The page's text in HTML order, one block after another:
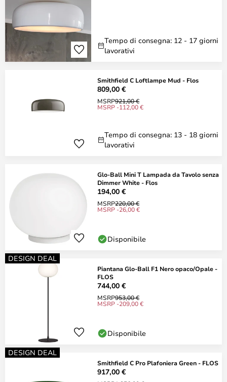
Tempo di consegna: 12 - 17 giorni
lavorativi
Smithfield C Loftlampe Mud - Flos
809,00 €
MSRP921,00 €
MSRP -112,00 €
Tempo di consegna: 13 - 18 giorni
lavorativi
Glo-Ball Mini T Lampada da Tavolo senza
Dimmer White - Flos
194,00 €
MSRP220,00 €
MSRP -26,00 €
Disponibile
DESIGN DEAL
Piantana Glo-Ball F1 Nero opaco/Opale -
FLOS
744,00 €
MSRP953,00 €
MSRP -209,00 €
Disponibile
DESIGN DEAL
Smithfield C Pro Plafoniera Green - FLOS
917,00 €